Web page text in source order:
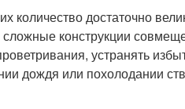
количество достаточно
конструкции
устранять
дождя или похолодании